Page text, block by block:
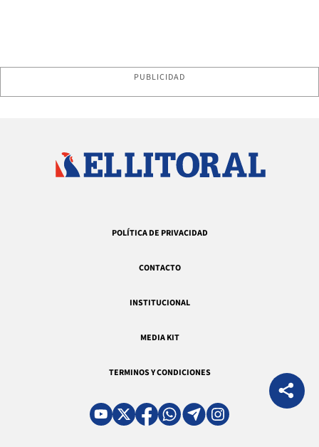
PUBLICIDAD
POLÍTICA DE PRIVACIDAD
CONTACTO
INSTITUCIONAL
MEDIA KIT
TERMINOS Y CONDICIONES